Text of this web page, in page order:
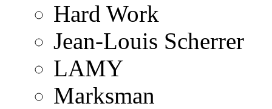
Hard Work
Jean-Louis Scherrer
LAMY
Marksman